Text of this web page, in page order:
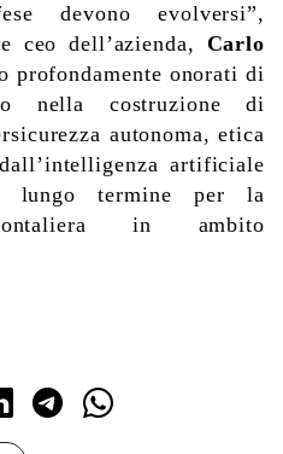
devono evolversi”,
ceo dell’azienda, Carlo
profondamente onorati di
nella costruzione di
autonoma, etica
artificiale
termine per la
in ambito